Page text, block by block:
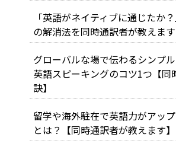
「英語がネイティブに通じたか
の解消法を同時通訳者が教えます
グローバルな場で伝わるシンプ
英語スピーキングのコツ1つ【同
訣】
留学や海外駐在で英語力がアッ
とは？【同時通訳者が教えます】